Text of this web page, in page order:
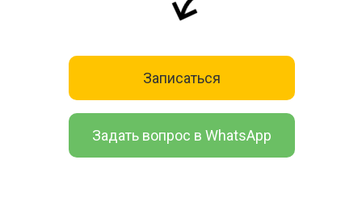
Задать вопрос в WhatsApp
Записаться